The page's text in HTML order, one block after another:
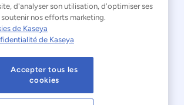
Français
relative à l'esclavage moderne
Mentions légales
d'utilisation du site web
de confidentialité
d'analyser son utilisation, d'optimiser ses
nos efforts marketing.
de Kaseya
de Kaseya
Accepter tous les
cookies